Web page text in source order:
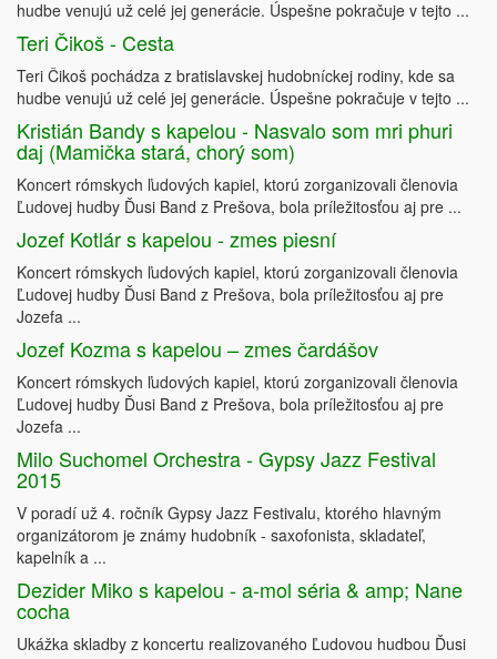
hudbe venujú už celé jej generácie. Úspešne pokračuje v tejto ...
Teri Čikoš - Cesta
Teri Čikoš pochádza z bratislavskej hudobníckej rodiny, kde sa
hudbe venujú už celé jej generácie. Úspešne pokračuje v tejto ...
Kristián Bandy s kapelou - Nasvalo som mri phuri
daj (Mamička stará, chorý som)
Koncert rómskych ľudových kapiel, ktorú zorganizovali členovia
Ľudovej hudby Ďusi Band z Prešova, bola príležitosťou aj pre ...
Jozef Kotlár s kapelou - zmes piesní
Koncert rómskych ľudových kapiel, ktorú zorganizovali členovia
Ľudovej hudby Ďusi Band z Prešova, bola príležitosťou aj pre
Jozefa ...
Jozef Kozma s kapelou – zmes čardášov
Koncert rómskych ľudových kapiel, ktorú zorganizovali členovia
Ľudovej hudby Ďusi Band z Prešova, bola príležitosťou aj pre
Jozefa ...
Milo Suchomel Orchestra - Gypsy Jazz Festival
2015
V poradí už 4. ročník Gypsy Jazz Festivalu, ktorého hlavným
organizátorom je známy hudobník - saxofonista, skladateľ,
kapelník a ...
Dezider Miko s kapelou - a-mol séria & amp; Nane
cocha
Ukážka skladby z koncertu realizovaného Ľudovou hudbou Ďusi